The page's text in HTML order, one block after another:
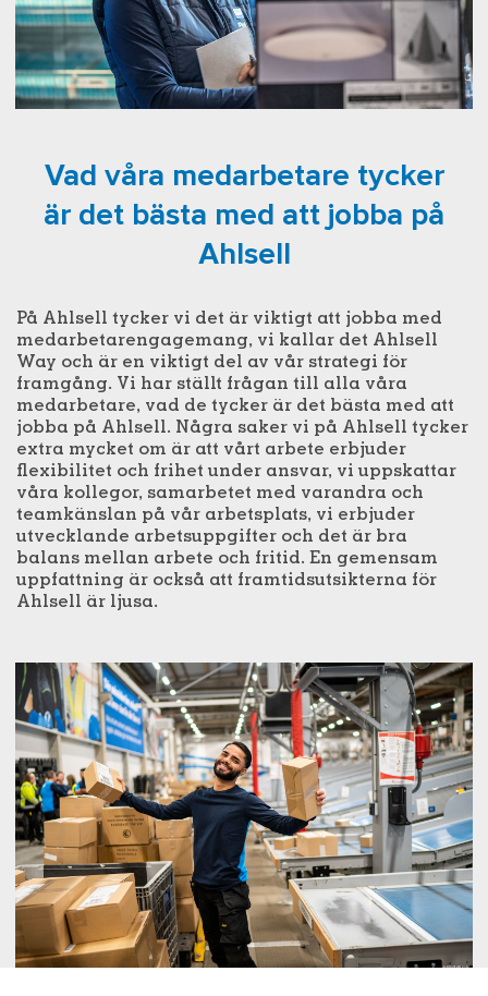
Vad våra medarbetare tycker
är det bästa med att jobba på
Ahlsell
På Ahlsell tycker vi det är viktigt att jobba med
medarbetarengagemang, vi kallar det Ahlsell
Way och är en viktigt del av vår strategi för
framgång. Vi har ställt frågan till alla våra
medarbetare, vad de tycker är det bästa med att
jobba på Ahlsell. Några saker vi på Ahlsell tycker
extra mycket om är att vårt arbete erbjuder
flexibilitet och frihet under ansvar, vi uppskattar
våra kollegor, samarbetet med varandra och
teamkänslan på vår arbetsplats, vi erbjuder
utvecklande arbetsuppgifter och det är bra
balans mellan arbete och fritid. En gemensam
uppfattning är också att framtidsutsikterna för
Ahlsell är ljusa.